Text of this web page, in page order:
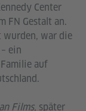
Center
FN Gestalt an.
wurden, war die
ein
auf
Films, später